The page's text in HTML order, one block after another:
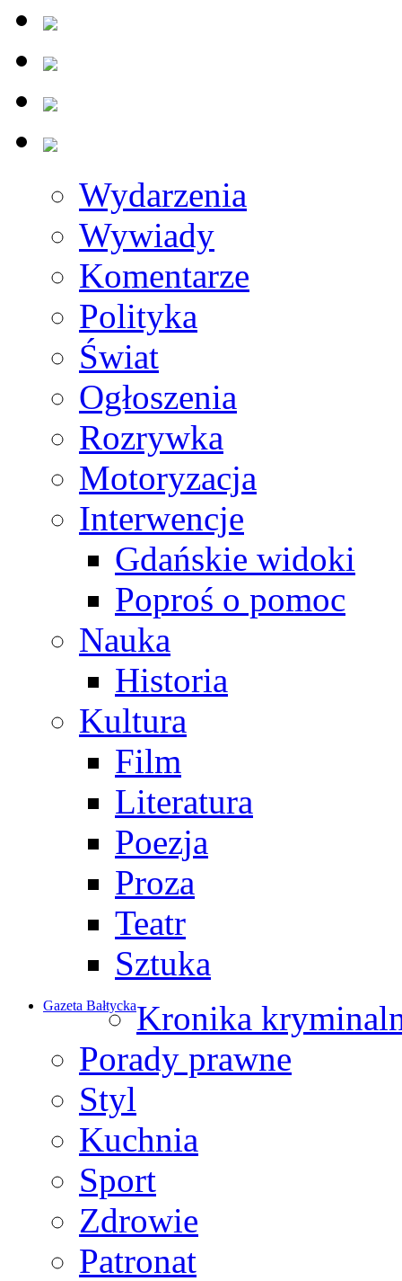
Wydarzenia
Wywiady
Komentarze
Polityka
Świat
Ogłoszenia
Rozrywka
Motoryzacja
Interwencje
Gdańskie widoki
Poproś o pomoc
Nauka
Historia
Kultura
Film
Literatura
Poezja
Proza
Teatr
Sztuka
Gazeta BałtyckaKronika
Porady prawne
Styl
Kuchnia
Sport
Zdrowie
Patronat